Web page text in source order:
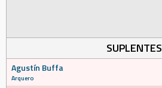
SUPLENTES
Agustín Buffa
Arquero